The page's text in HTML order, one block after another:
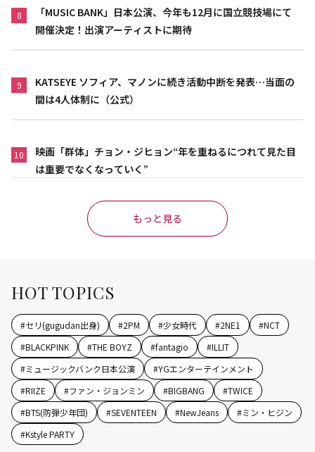
8
「MUSIC BANK」日本公演、今年も12月に国立競技場にて
開催決定！出演アーティストに期待
9
KATSEYE ソフィア、マノンに続き活動中断を発表…当面の
間は4人体制に（公式）
10
映画「群体」チョン・ジヒョン“年を重ねるにつれて見た目
は重要でなくなっていく”
もっと見る
HOT TOPICS
#セリ(gugudan出身) #2PM #少女時代 #2NE1 #NCT
#BLACKPINK #THE BOYZ #fantagio #ILLIT
#ミュージックバンク日本公演 #YGエンターテインメント
#RIIZE #ファン・ジョンミン #BIGBANG #TWICE
#BTS(防弾少年団) #SEVENTEEN #NewJeans #ミン・ヒジン
#Kstyle PARTY